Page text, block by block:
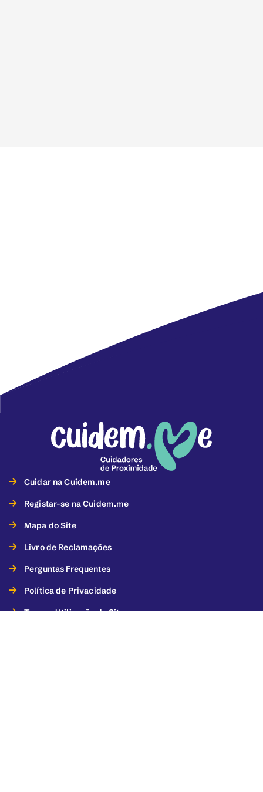
Cuidar na Cuidem.me
Registar-se na Cuidem.me
Mapa do Site
Livro de Reclamações
Perguntas Frequentes
Política de Privacidade
Termos Utilização do Site